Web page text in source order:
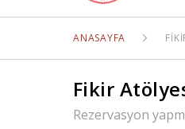
ANASAYFA
Fikir
Rezervasyon